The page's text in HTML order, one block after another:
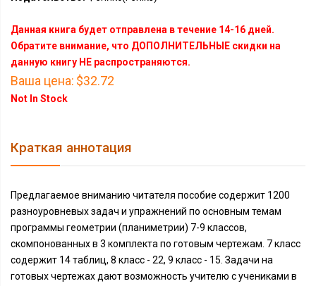
Данная книга будет отправлена в течение 14-16 дней.
Обратите внимание, что ДОПОЛНИТЕЛЬНЫЕ скидки на
данную книгу НЕ распространяются.
Ваша цена: $32.72
Not In Stock
Краткая аннотация
Предлагаемое вниманию читателя пособие содержит 1200
разноуровневых задач и упражнений по основным темам
программы геометрии (планиметрии) 7-9 классов,
скомпонованных в 3 комплекта по готовым чертежам. 7 класс
содержит 14 таблиц, 8 класс - 22, 9 класс - 15. Задачи на
готовых чертежах дают возможность учителю с учениками в